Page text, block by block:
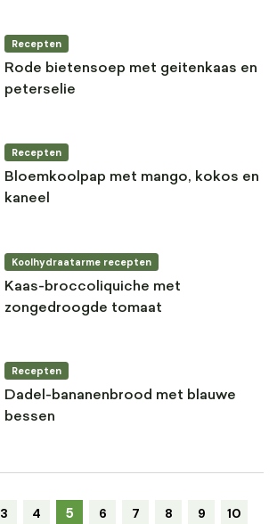
Recepten
Rode bietensoep met geitenkaas en
peterselie
Recepten
Bloemkoolpap met mango, kokos en
kaneel
Koolhydraatarme recepten
Kaas-broccoliquiche met
zongedroogde tomaat
Recepten
Dadel-bananenbrood met blauwe
bessen
3 4 5 6 7 8 9
10